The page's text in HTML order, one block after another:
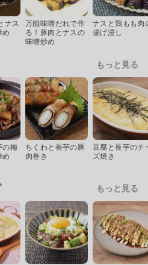
ナス
め
万能味噌だれで作
る！豚肉とナスの
味噌炒め
ナスと鶏もも肉
揚げ浸し
もっと見る
の梅
め
ちくわと長芋の豚
肉巻き
豆腐と長芋のチ
ズ焼き
もっと見る